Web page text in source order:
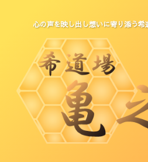
心の声を映し出し想いに寄り添う希